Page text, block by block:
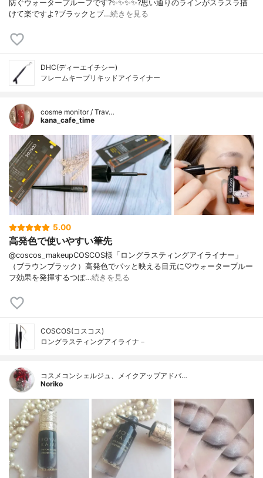
防ぐウォータープルーフです?✨✨✨✨?️思い通りのラインがスラスラ描
けて楽ですよ?ブラックとブ…続きを見る
DHC(ディーエイチシー)
フレームキープリキッドアイライナー
cosme monitor / Trav…
kana_cafe_time
5.00
高発色で使いやすい筆先
@coscos_makeupCOSCOS様「ロングラスティングアイライナー」
（ブラウンブラック）高発色でパッと映える目元に♡ウォータープルー
フ効果を発揮するつぼ…続きを見る
COSCOS(コスコス)
ロングラスティングアイライナ－
コスメコンシェルジュ、メイクアップアドバ…
Noriko